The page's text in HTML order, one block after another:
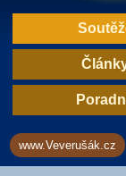
www.Veverušák.cz→